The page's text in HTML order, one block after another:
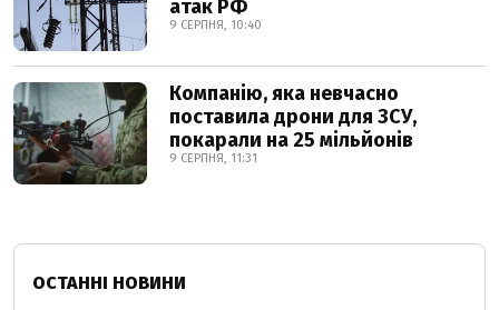
атак РФ
9 СЕРПНЯ, 10:40
Компанію, яка невчасно
поставила дрони для ЗСУ,
покарали на 25 мільйонів
9 СЕРПНЯ, 11:31
ОСТАННІ НОВИНИ